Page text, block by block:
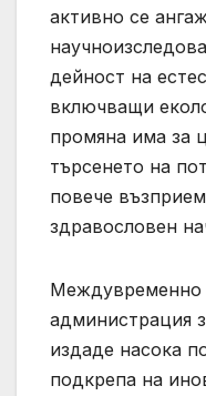
активно се
дейност на
включващи
промяна има за
търсенето на
повече
здравословен
Междувременно
администрация
издаде насока
подкрепа на